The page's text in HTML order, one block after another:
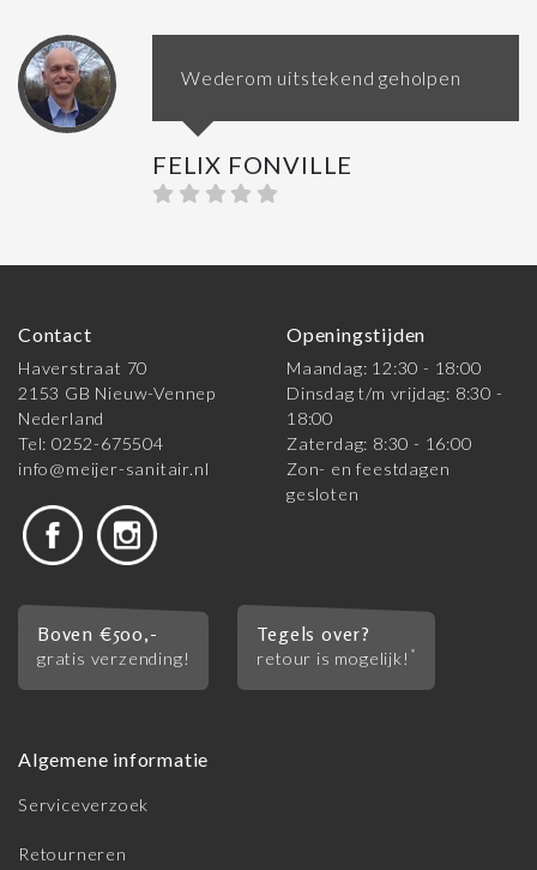
Wederom uitstekend geholpen
FELIX FONVILLE
Contact
Haverstraat 70
2153 GB Nieuw-Vennep
Nederland
Tel: 0252-675504
info@meijer-sanitair.nl
Openingstijden
Maandag: 12:30 - 18:00
Dinsdag t/m vrijdag: 8:30 -
18:00
Zaterdag: 8:30 - 16:00
Zon- en feestdagen
gesloten
Boven €500,-
gratis verzending!
Tegels over?
retour is mogelijk! *
Algemene informatie
Serviceverzoek
Retourneren